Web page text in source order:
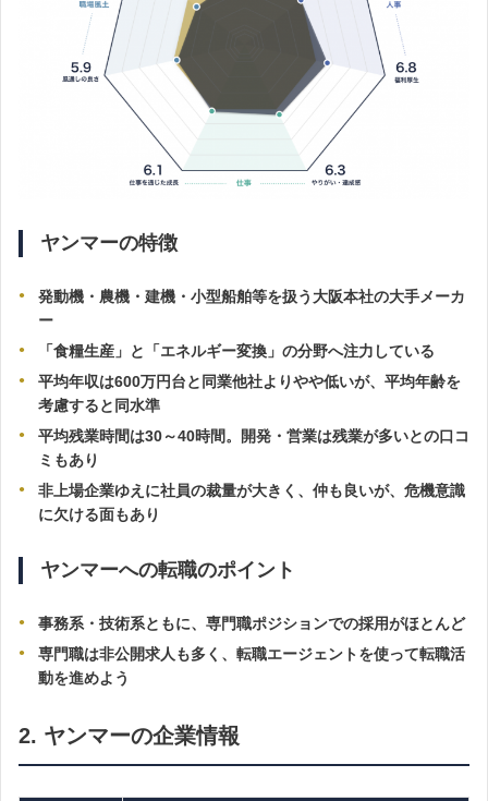
ヤンマーの特徴
発動機・農機・建機・小型船舶等を扱う大阪本社の大手メーカ
ー
「食糧生産」と「エネルギー変換」の分野へ注力している
平均年収は600万円台と同業他社よりやや低いが、平均年齢を
考慮すると同水準
平均残業時間は30～40時間。開発・営業は残業が多いとの口コ
ミもあり
非上場企業ゆえに社員の裁量が大きく、仲も良いが、危機意識
に欠ける面もあり
ヤンマーへの転職のポイント
事務系・技術系ともに、専門職ポジションでの採用がほとんど
専門職は非公開求人も多く、転職エージェントを使って転職活
動を進めよう
2. ヤンマーの企業情報